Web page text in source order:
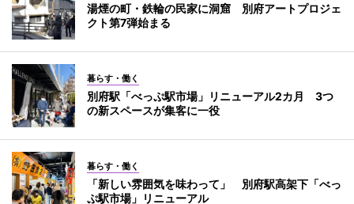
湯煙の町・鉄輪の民家に洞窟 別府アートプロジェ
クト第7弾始まる
暮らす・働く
別府駅「べっぷ駅市場」リニューアル2カ月 3つ
の新スペースが集客に一役
暮らす・働く
「新しい雰囲気を味わって」 別府駅高架下「べっ
ぷ駅市場」リニューアル